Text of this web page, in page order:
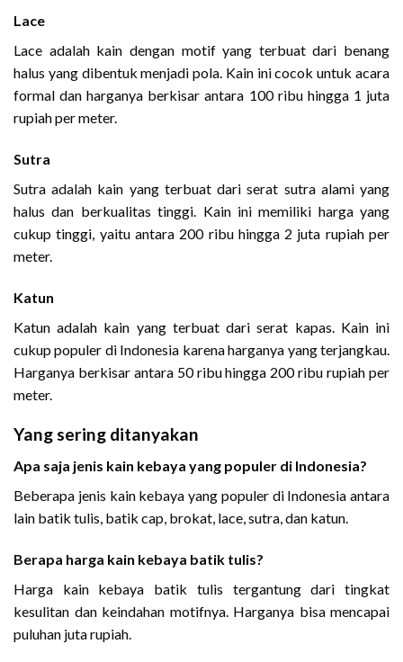
Lace
Lace adalah kain dengan motif yang terbuat dari benang
halus yang dibentuk menjadi pola. Kain ini cocok untuk acara
formal dan harganya berkisar antara 100 ribu hingga 1 juta
rupiah per meter.
Sutra
Sutra adalah kain yang terbuat dari serat sutra alami yang
halus dan berkualitas tinggi. Kain ini memiliki harga yang
cukup tinggi, yaitu antara 200 ribu hingga 2 juta rupiah per
meter.
Katun
Katun adalah kain yang terbuat dari serat kapas. Kain ini
cukup populer di Indonesia karena harganya yang terjangkau.
Harganya berkisar antara 50 ribu hingga 200 ribu rupiah per
meter.
Yang sering ditanyakan
Apa saja jenis kain kebaya yang populer di Indonesia?
Beberapa jenis kain kebaya yang populer di Indonesia antara
lain batik tulis, batik cap, brokat, lace, sutra, dan katun.
Berapa harga kain kebaya batik tulis?
Harga kain kebaya batik tulis tergantung dari tingkat
kesulitan dan keindahan motifnya. Harganya bisa mencapai
puluhan juta rupiah.